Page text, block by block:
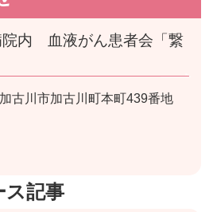
院内 血液がん患者会「繋
古川市加古川町本町439番地
ス記事